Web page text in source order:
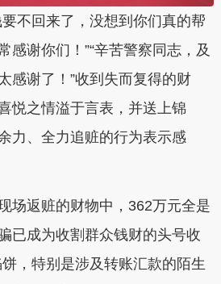
不回来了，没想到你们真的帮
感谢你们！”“辛苦警察同志，及
感谢了！”收到失而复得的财
悦之情溢于言表，并送上锦
力、全力追赃的行为表示感
返赃的财物中，362万元全是
已成为收割群众钱财的头号收
，特别是涉及转账汇款的陌生